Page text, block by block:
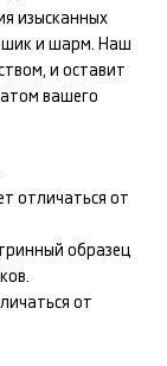
изысканных
шик и шарм. Наш
и оставит
вашего
отличаться от
образец
от